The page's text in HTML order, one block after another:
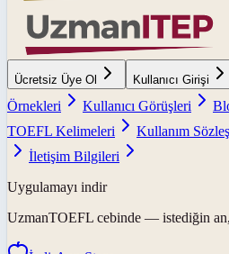
Ücretsiz Üye Ol Kullanıcı Girişi
Örnekleri
Kullanıcı Görüşleri
TOEFL Kelimeleri
Kullanım
İletişim Bilgileri
Uygulamayı indir
UzmanTOEFL cebinde — istediğin